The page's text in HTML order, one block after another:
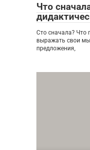
Что
Сто сначала? Что
выражать свои
предложения,